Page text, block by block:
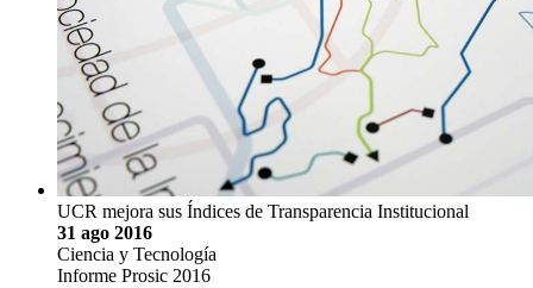
UCR mejora sus Índices de Transparencia Institucional
31 ago 2016
Ciencia y Tecnología
Informe Prosic 2016